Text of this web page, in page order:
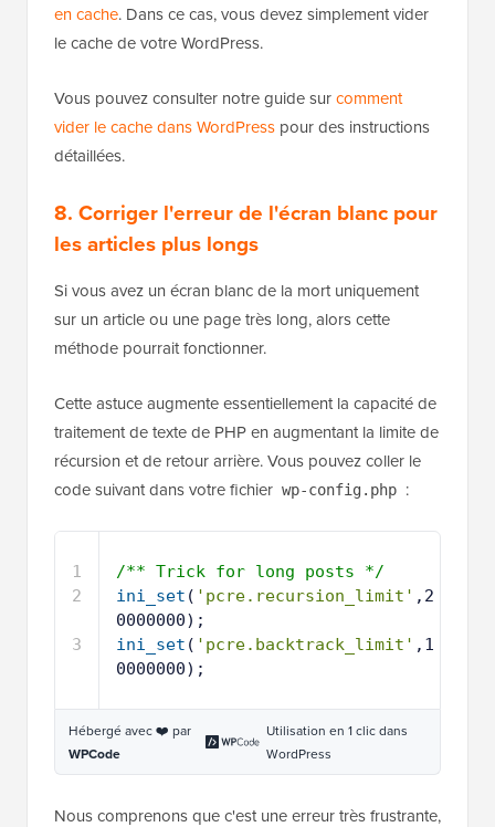
en cache. Dans ce cas, vous devez simplement vider
le cache de votre WordPress.
Vous pouvez consulter notre guide surcomment
vider le cache dans WordPress pour des instructions
détaillées.
8. Corriger l'erreur de l'écran blanc pour
les articles plus longs
Si vous avez un écran blanc de la mort uniquement
sur un article ou une page très long, alors cette
méthode pourrait fonctionner.
Cette astuce augmente essentiellement la capacité de
traitement de texte de PHP en augmentant la limite de
récursion et de retour arrière. Vous pouvez coller le
code suivant dans votre fichier wp-config.php :
1
2
3
/** Trick for long posts */
ini_set ( 'pcre.recursion_limit' ,2
0000000);
ini_set ( 'pcre.backtrack_limit' ,1
0000000);
Hébergé avec ❤️ par
WPCode
Utilisation en 1 clic dans
WordPress
Nous comprenons que c'est une erreur très frustrante,